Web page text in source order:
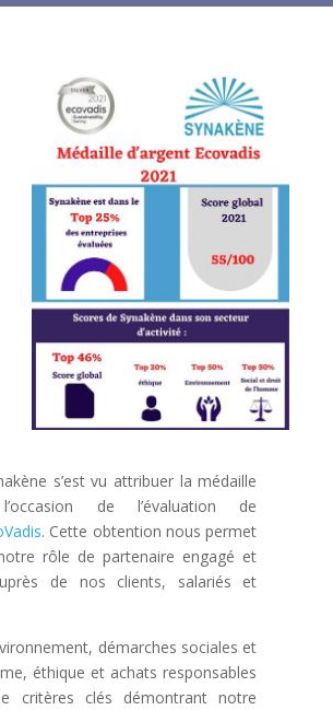
s’est vu attribuer la médaille
de l’évaluation de
. Cette obtention nous permet
rôle de partenaire engagé et
de nos clients, salariés et
démarches sociales et
éthique et achats responsables
critères clés démontrant notre